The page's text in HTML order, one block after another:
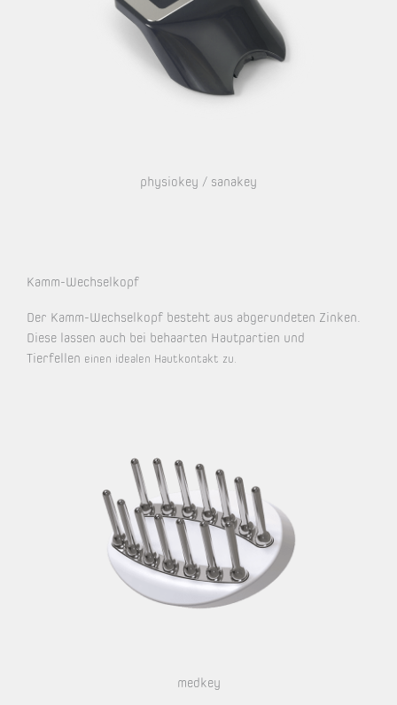
physiokey / sanakey
Kamm-Wechselkopf
Der Kamm-Wechselkopf besteht aus abgerundeten Zinken.
Diese lassen auch bei behaarten Hautpartien und
Tierfellen einen idealen Hautkontakt zu.
medkey